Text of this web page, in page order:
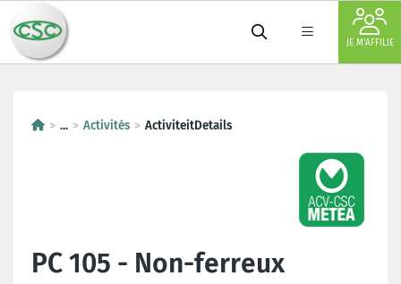
JE M'AFFILIE
... Activités ActiviteitDetails
PC 105 - Non-ferreux